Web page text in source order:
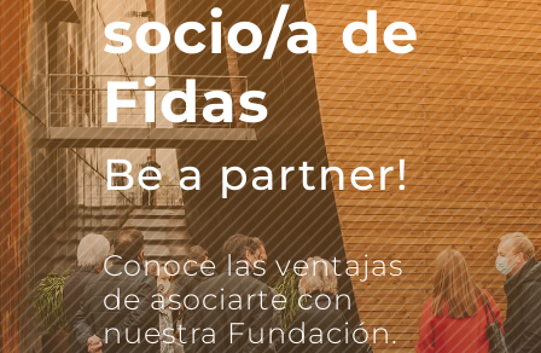
socio/a de
Fidas
Be a partner!
Conoce las ventajas
de asociarte con
nuestra Fundación.